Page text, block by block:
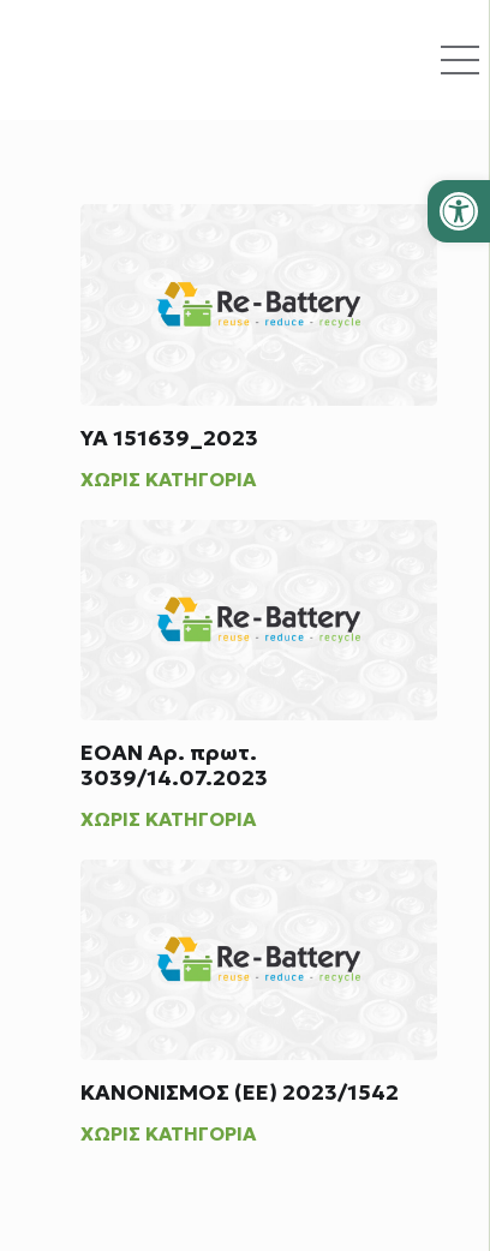
ΥΑ 151639_2023
ΧΩΡΊΣ ΚΑΤΗΓΟΡΊΑ
ΕΟΑΝ Αρ. πρωτ.
3039/14.07.2023
ΧΩΡΊΣ ΚΑΤΗΓΟΡΊΑ
ΚΑΝΟΝΙΣΜΟΣ (ΕΕ) 2023/1542
ΧΩΡΊΣ ΚΑΤΗΓΟΡΊΑ